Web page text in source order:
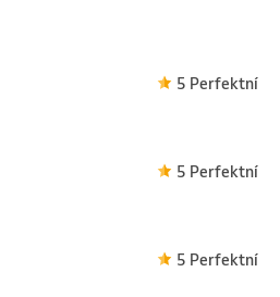
5 Perfektní
5 Perfektní
5 Perfektní